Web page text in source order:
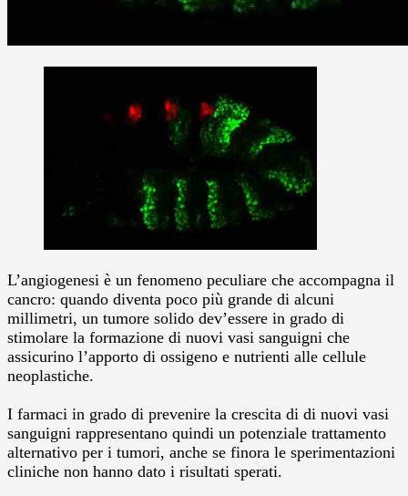
L’angiogenesi è un fenomeno peculiare che accompagna il
cancro: quando diventa poco più grande di alcuni
millimetri, un tumore solido dev’essere in grado di
stimolare la formazione di nuovi vasi sanguigni che
assicurino l’apporto di ossigeno e nutrienti alle cellule
neoplastiche.
I farmaci in grado di prevenire la crescita di di nuovi vasi
sanguigni rappresentano quindi un potenziale trattamento
alternativo per i tumori, anche se finora le sperimentazioni
cliniche non hanno dato i risultati sperati.